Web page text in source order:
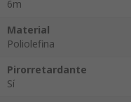
6m
Material
Poliolefina
Pirorretardante
Sí